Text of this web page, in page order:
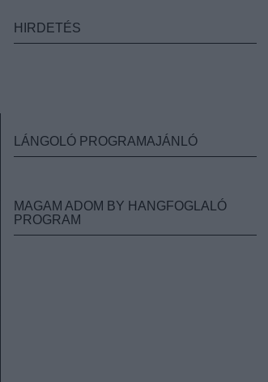
HIRDETÉS
LÁNGOLÓ PROGRAMAJÁNLÓ
MAGAM ADOM BY HANGFOGLALÓ
PROGRAM